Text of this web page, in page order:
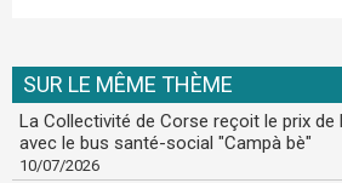
SUR LE MÊME THÈME
La Collectivité de Corse reçoit le prix
avec le bus santé-social "Campà bè"
10/07/2026